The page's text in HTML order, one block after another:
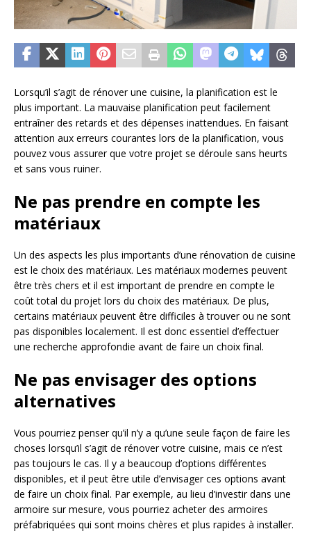
Lorsqu’il s’agit de rénover une cuisine, la planification est le
plus important. La mauvaise planification peut facilement
entraîner des retards et des dépenses inattendues. En faisant
attention aux erreurs courantes lors de la planification, vous
pouvez vous assurer que votre projet se déroule sans heurts
et sans vous ruiner.
Ne pas prendre en compte les
matériaux
Un des aspects les plus importants d’une rénovation de cuisine
est le choix des matériaux. Les matériaux modernes peuvent
être très chers et il est important de prendre en compte le
coût total du projet lors du choix des matériaux. De plus,
certains matériaux peuvent être difficiles à trouver ou ne sont
pas disponibles localement. Il est donc essentiel d’effectuer
une recherche approfondie avant de faire un choix final.
Ne pas envisager des options
alternatives
Vous pourriez penser qu’il n’y a qu’une seule façon de faire les
choses lorsqu’il s’agit de rénover votre cuisine, mais ce n’est
pas toujours le cas. Il y a beaucoup d’options différentes
disponibles, et il peut être utile d’envisager ces options avant
de faire un choix final. Par exemple, au lieu d’investir dans une
armoire sur mesure, vous pourriez acheter des armoires
préfabriquées qui sont moins chères et plus rapides à installer.